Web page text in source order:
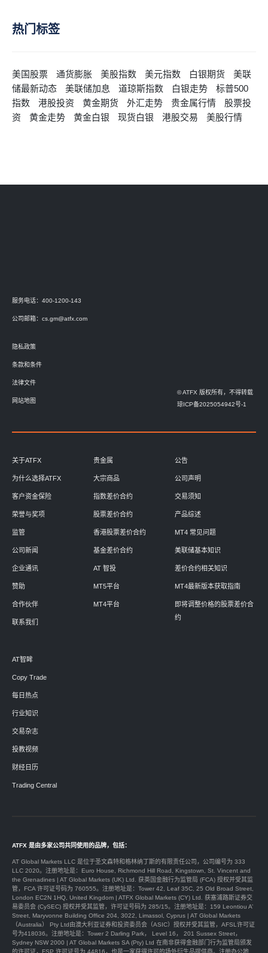
热门标签
美国股票 通货膨胀 美股指数 美元指数 白银期货
美联
储最新动态
美联储加息 道琼斯指数 白银走势
标普500
指数
港股投资 黄金期货 外汇走势 贵金属行情
股票投
资
黄金走势 黄金白银 现货白银 港股交易 美股行情
服务电话：400-1200-143
公司邮箱： cs.gm@atfx.com
隐私政策
条款和条件
法律文件
网站地图
© ATFX 版权所有，不得转载
琼ICP备2025054942号-1
关于ATFX
为什么选择ATFX
客户资金保险
荣誉与奖项
监管
公司新闻
企业通讯
赞助
合作伙伴
联系我们
贵金属
大宗商品
指数差价合约
股票差价合约
香港股票差价合约
基金差价合约
AT 智投
MT5平台
MT4平台
公告
公司声明
交易须知
产品综述
MT4 常见问题
美联储基本知识
差价合约相关知识
MT4最新版本获取指南
即将调整价格的股票差价合
约
AT智眸
Copy Trade
每日热点
行业知识
交易杂志
投教视频
财经日历
Trading Central
ATFX 是由多家公司共同使用的品牌，包括：
AT Global Markets LLC 是位于圣文森特和格林纳丁斯的有限责任公司，公司编号为 333
LLC 2020。注册地址是：Euro House, Richmond Hill Road, Kingstown, St. Vincent and
the Grenadines | AT Global Markets (UK) Ltd. 获英国金融行为监管局 (FCA) 授权并受其监
管，FCA 许可证号码为 760555。注册地址是：Tower 42, Leaf 35C, 25 Old Broad Street,
London EC2N 1HQ, United Kingdom | ATFX Global Markets (CY) Ltd. 获塞浦路斯证券交
易委员会 (CySEC) 授权并受其监管，许可证号码为 285/15。注册地址是：159 Leontiou A’
Street, Maryvonne Building Office 204, 3022, Limassol, Cyprus | AT Global Markets
（Australia） Pty Ltd由澳大利亚证券和投资委员会（ASIC）授权并受其监管，AFSL许可证
号为418036。注册地址是：Tower 2 Darling Park， Level 16， 201 Sussex Street，
Sydney NSW 2000 | AT Global Markets SA (Pty) Ltd 在南非获得金融部门行为监管局颁发
的许可证，FSP 许可证号为 44816，也是一家获得许可的场外衍生品提供商。注册办公地